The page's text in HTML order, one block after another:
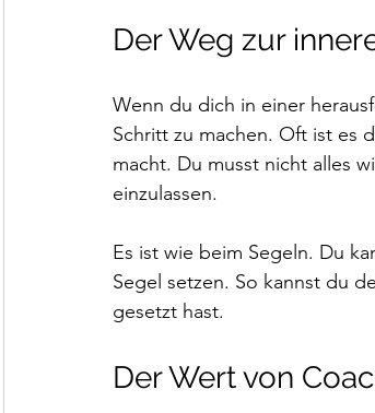
Der Weg zur
Wenn du dich in einer
Schritt zu machen. Oft ist es
macht. Du musst nicht alles
einzulassen.
Es ist wie beim Segeln. Du
Segel setzen. So kannst du
gesetzt hast.
Der Wert von